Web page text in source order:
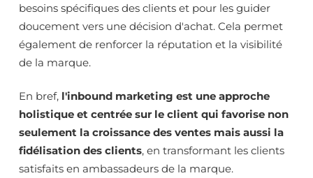
besoins spécifiques des clients et pour les guider
doucement vers une décision d'achat. Cela permet
également de renforcer la réputation et la visibilité
de la marque.
En bref, l'inbound marketing est une approche
holistique et centrée sur le client qui favorise non
seulement la croissance des ventes mais aussi la
fidélisation des clients, en transformant les clients
satisfaits en ambassadeurs de la marque.